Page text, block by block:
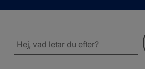
webbplatsen